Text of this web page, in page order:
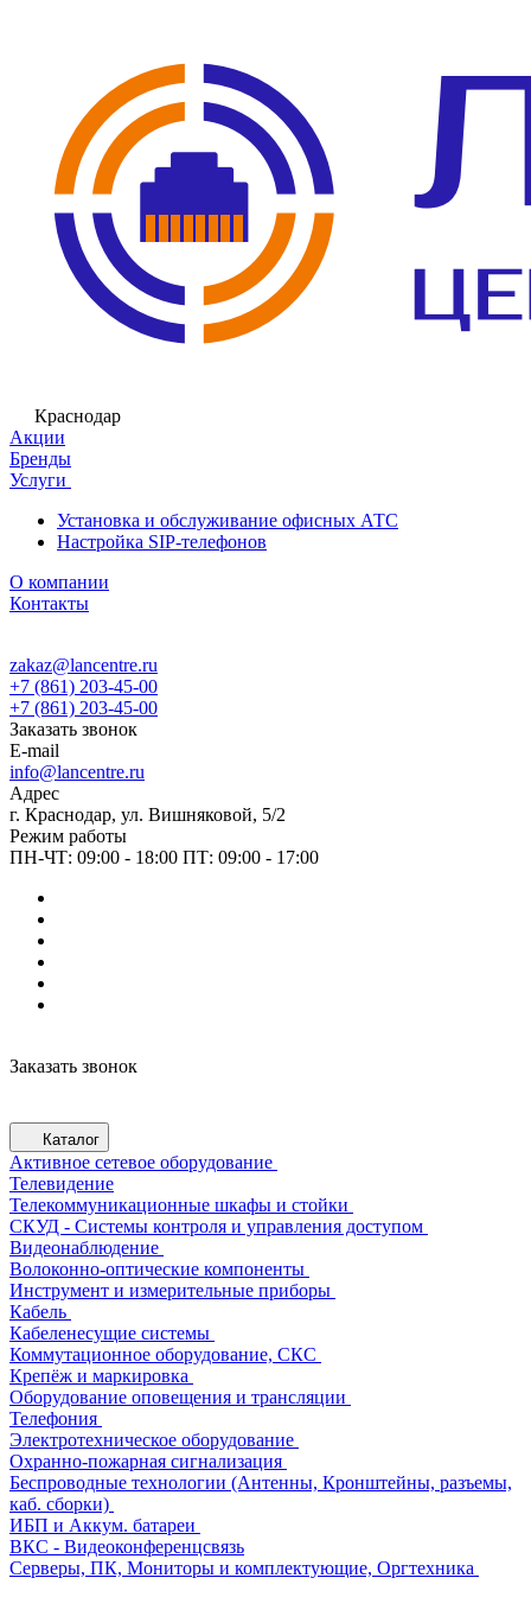
Краснодар
Акции
Бренды
Услуги
Установка и обслуживание офисных АТС
Настройка SIP-телефонов
О компании
Контакты
zakaz@lancentre.ru
+7 (861) 203-45-00
+7 (861) 203-45-00
Заказать звонок
E-mail
info@lancentre.ru
Адрес
г. Краснодар, ул. Вишняковой, 5/2
Режим работы
ПН-ЧТ: 09:00 - 18:00 ПТ: 09:00 - 17:00
Заказать звонок
Каталог
Активное сетевое оборудование
Телевидение
Телекоммуникационные шкафы и стойки
СКУД - Системы контроля и управления доступом
Видеонаблюдение
Волоконно-оптические компоненты
Инструмент и измерительные приборы
Кабель
Кабеленесущие системы
Коммутационное оборудование, СКС
Крепёж и маркировка
Оборудование оповещения и трансляции
Телефония
Электротехническое оборудование
Охранно-пожарная сигнализация
Беспроводные технологии (Антенны, Кронштейны, разъемы,
каб. сборки)
ИБП и Аккум. батареи
ВКС - Видеоконференцсвязь
Серверы, ПК, Мониторы и комплектующие, Оргтехника